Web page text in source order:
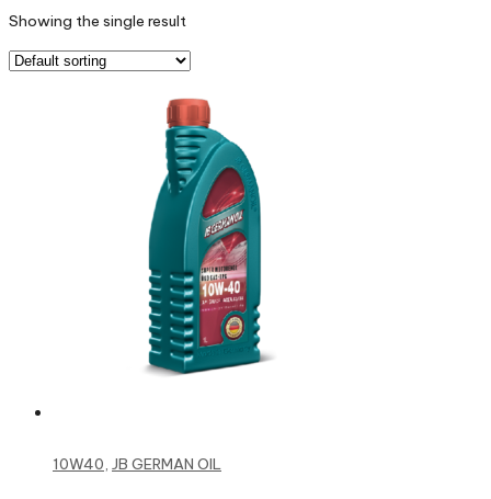
Showing the single result
10W40, JB GERMAN OIL